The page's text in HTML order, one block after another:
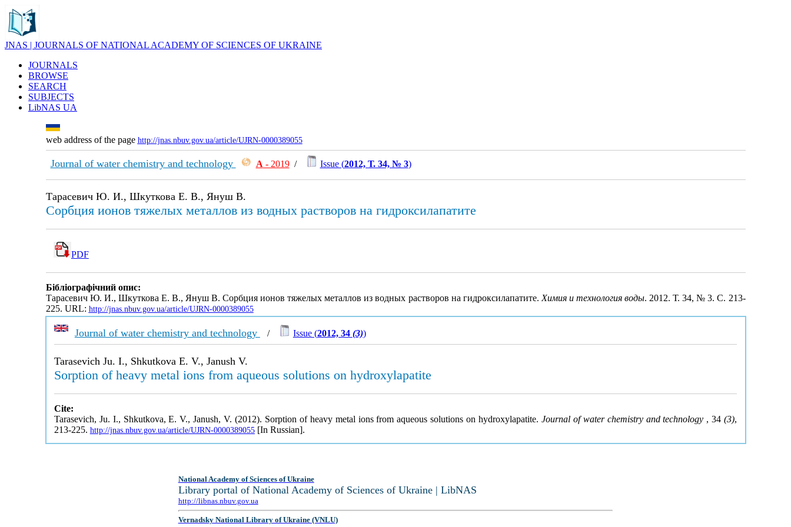
JNAS | JOURNALS OF NATIONAL ACADEMY OF SCIENCES OF UKRAINE
JOURNALS
BROWSE
SEARCH
SUBJECTS
LibNAS UA
web address of the page http://jnas.nbuv.gov.ua/article/UJRN-0000389055
Journal of water chemistry and technology А - 2019/ Issue (2012, Т. 34, № 3)
Тарасевич Ю. И., Шкуткова Е. В., Януш В.
Сорбция ионов тяжелых металлов из водных растворов на гидроксилапатите
PDF
Бібліографічний опис:
Тарасевич Ю. И., Шкуткова Е. В., Януш В. Сорбция ионов тяжелых металлов из водных растворов на гидроксилапатите.Химия и технология воды. 2012. Т. 34, № 3. С. 213-
225. URL: http://jnas.nbuv.gov.ua/article/UJRN-0000389055
Journal of water chemistry and technology / Issue (2012, 34 (3))
Tarasevich Ju. I., Shkutkova E. V., Janush V.
Sorption of heavy metal ions from aqueous solutions on hydroxylapatite
Cite:
Tarasevich, Ju. I., Shkutkova, E. V., Janush, V. (2012). Sorption of heavy metal ions from aqueous solutions on hydroxylapatite. Journal of water chemistry and technology , 34(3),
213-225. http://jnas.nbuv.gov.ua/article/UJRN-0000389055[In Russian].
National Academy of Sciences of Ukraine
Library portal of National Academy of Sciences of Ukraine | LibNAS
http://libnas.nbuv.gov.ua
Vernadsky National Library of Ukraine (VNLU)